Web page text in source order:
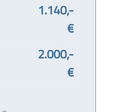
1.140,-
€
2.000,-
€